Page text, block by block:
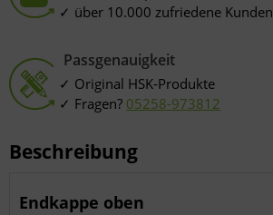
über 10.000 zufriedene Kunden
Passgenauigkeit
Original HSK-Produkte
Fragen? 05258-973812
Beschreibung
Endkappe oben